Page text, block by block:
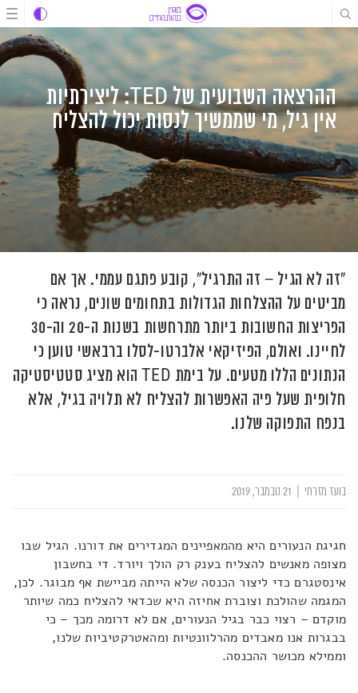
דלג
לתוכן
דלג
לתוכן
דלג
לניווט
ההרצאה השבועית של TED: ליצירתיות
אין גיל, מי שממשיך לנסות יכול להצליח
"זה לא הגיל – זה התרגיל", קובע פתגם עממי. אך אם
מביטים על ההצלחות הגדולות בתחומים שונים, נראה כי
הפריצות החשובות ביותר מתרחשות בשנות ה-20 וה-30
לחיינו. ואולם, הפיזיקאי אלברטו-לסלו ברבאשי טוען כי
הנתונים הללו מטעים. על בימת TED הוא מציג סטטיסטיקה
חלופית שעל פיה האפשרות להצליח לא תלויה בגיל, אלא
בנפח התפוקה שלנו.
בועז מזרחי
חגיגת הנעורים היא מהמאפיינים המגדירים את דורנו. הגיל שבו
מצופה מאנשים להצליח בענק רק הולך ויורד. די בחשבון
אינסטגרם כדי ליצור הכנסה שלא הייתה מביישת אף מבוגר. לכן,
המגמה שהולכת וצוברת אחיזה היא שכדאי להצליח כמה שיותר
מוקדם – רצוי כבר בגיל הנעורים, אם לא דרומה מכך – כי
בבגרות אנו מאבדים מהרלוונטיות ומהאטרקטיביות שלנו,
וממילא מכושר ההכנסה.